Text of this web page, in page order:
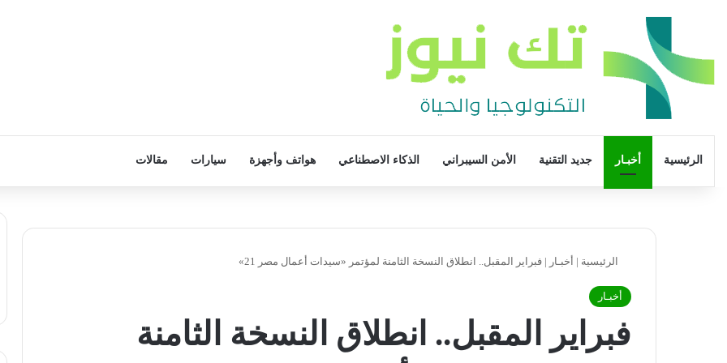
الرئيسية أخبـار جديد التقنية الأمن السيبراني الذكاء الاصطناعي هواتف وأجهزة سيارات مقالات
الرئيسية | أخبـار | فبراير المقبل.. انطلاق النسخة الثامنة لمؤتمر «سيدات أعمال مصر 21»
أخبـار
فبراير المقبل.. انطلاق النسخة الثامنة